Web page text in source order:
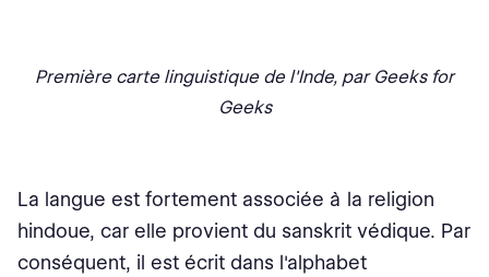
Première carte linguistique de l'Inde, par Geeks for
Geeks
La langue est fortement associée à la religion
hindoue, car elle provient du sanskrit védique. Par
conséquent, il est écrit dans l'alphabet